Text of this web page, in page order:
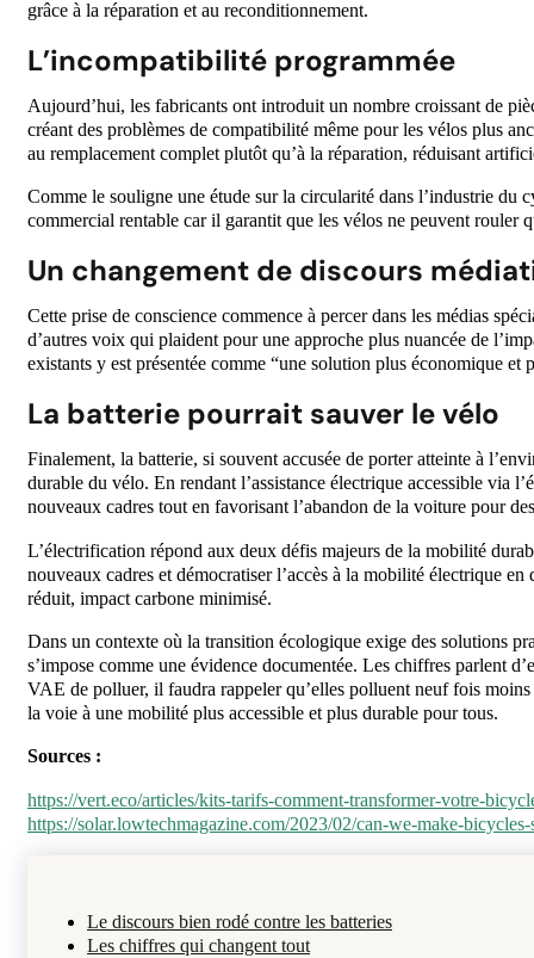
grâce à la réparation et au reconditionnement.
L’incompatibilité programmée
Aujourd’hui, les fabricants ont introduit un nombre croissant de
créant des problèmes de compatibilité même pour les vélos plus
au remplacement complet plutôt qu’à la réparation, réduisant
Comme le souligne une étude sur la circularité dans l’industrie du
commercial rentable car il garantit que les vélos ne peuvent rouler
Un changement de discours
Cette prise de conscience commence à percer dans les médias
d’autres voix qui plaident pour une approche plus nuancée de
existants y est présentée comme “une solution plus économique
La batterie pourrait sauver le vélo
Finalement, la batterie, si souvent accusée de porter atteinte à
durable du vélo. En rendant l’assistance électrique accessible via
nouveaux cadres tout en favorisant l’abandon de la voiture pour
L’électrification répond aux deux défis majeurs de la mobilité
nouveaux cadres et démocratiser l’accès à la mobilité électrique
réduit, impact carbone minimisé.
Dans un contexte où la transition écologique exige des solutions
s’impose comme une évidence documentée. Les chiffres parlent
VAE de polluer, il faudra rappeler qu’elles polluent neuf fois
la voie à une mobilité plus accessible et plus durable pour tous.
Sources :
https://vert.eco/articles/kits-tarifs-comment-transformer-votre-
https://solar.lowtechmagazine.com/2023/02/can-we-make-bicycles-
Le discours bien rodé contre les batteries
Les chiffres qui changent tout